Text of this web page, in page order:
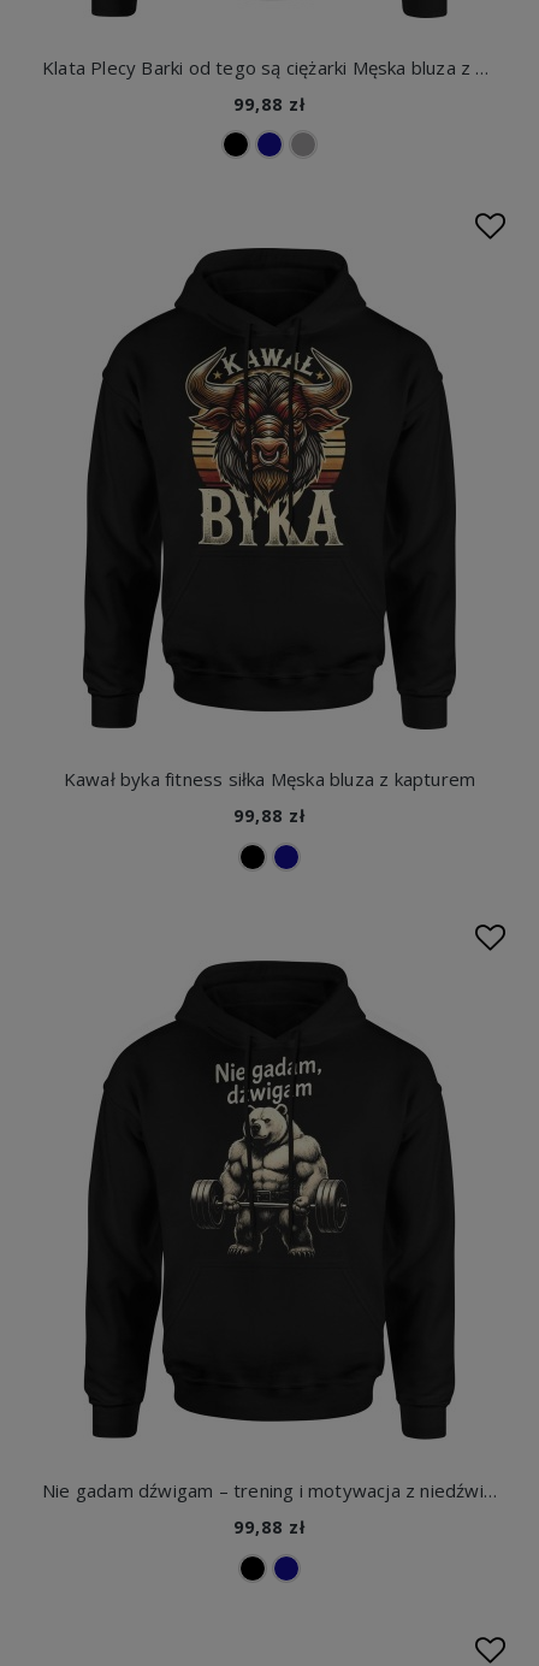
Klata Plecy Barki od tego są ciężarki Męska bluza z kapturem
99,88 zł
Kawał byka fitness siłka Męska bluza z kapturem
99,88 zł
Nie gadam dźwigam – trening i motywacja z niedźwiedzią siłą Męska bluza z kapturem
99,88 zł